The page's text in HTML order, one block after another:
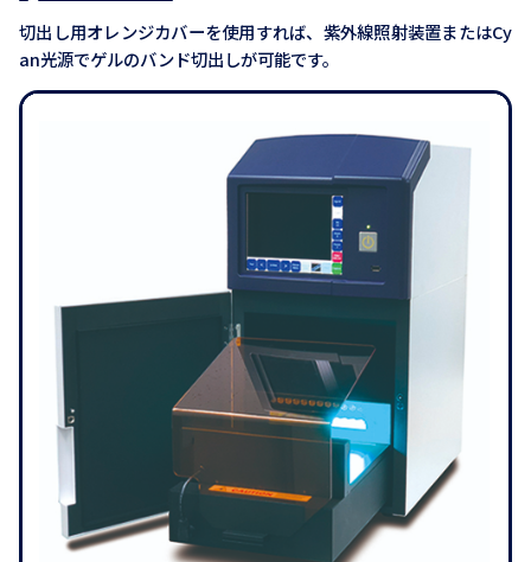
切出し用オレンジカバーを使用すれば、紫外線照射装置またはCy
an光源でゲルのバンド切出しが可能です。